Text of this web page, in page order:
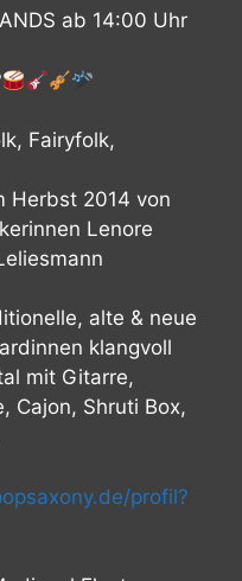
ab 14:00 Uhr
Fairyfolk,
Herbst 2014 von
Lenore
alte & neue
klangvoll
mit Gitarre,
Cajon, Shruti Box,
profil?